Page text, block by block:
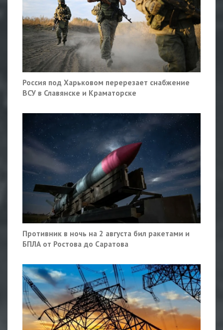
Россия под Харьковом перерезает снабжение
ВСУ в Славянске и Краматорске
Противник в ночь на 2 августа бил ракетами и
БПЛА от Ростова до Саратова